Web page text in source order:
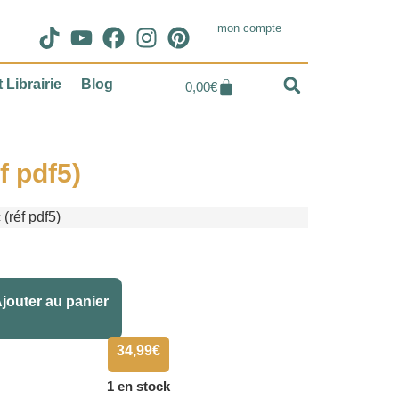
mon compte
Librairie Blog 0,00€
pdf5)
pdf5)
34,99€
1 en stock
au panier
Alternative: